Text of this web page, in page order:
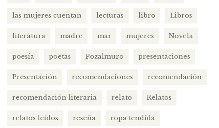
las mujeres cuentan lecturas libro Libros
literatura madre mar mujeres Novela
poesía poetas Pozalmuro presentaciones
Presentación recomendaciones recomendación
recomendación literaria relato Relatos
relatos leidos reseña ropa tendida